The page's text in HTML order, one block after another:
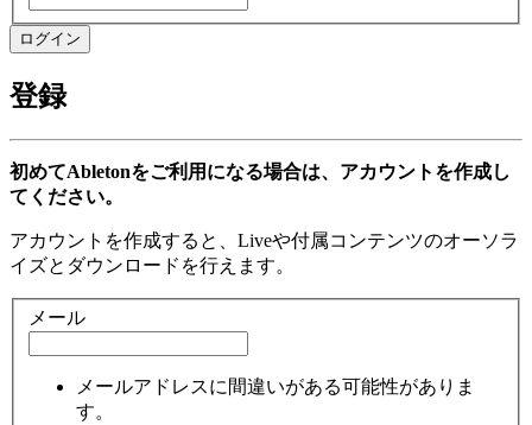
登録
初めてAbletonをご利用になる場合は、アカウントを作成し
てください。
アカウントを作成すると、Liveや付属コンテンツのオーソラ
イズとダウンロードを行えます。
メール
メールアドレスに間違いがある可能性がありま
す。